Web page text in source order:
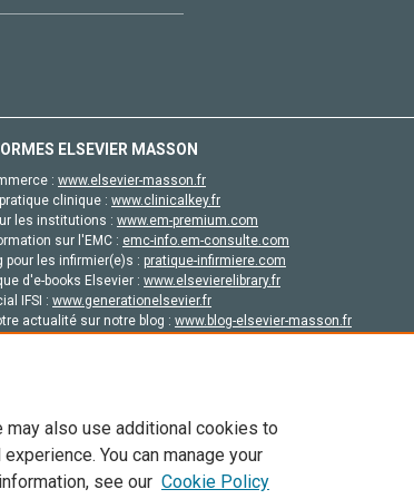
ELSEVIER MASSON
: www.elsevier-masson.fr
clinique : www.clinicalkey.fr
les institutions : www.em-premium.com
sur l'EMC : emc-info.em-consulte.com
pour les infirmier(e)s : pratique-infirmiere.com
d'e-books Elsevier : www.elsevierelibrary.fr
IFSI : www.generationelsevier.fr
actualité sur notre blog : www.blog-elsevier-masson.fr
de licence et ses contributeurs. Tout les droits sont réservés,
also use additional cookies to
You can manage your
see our Cookie Policy